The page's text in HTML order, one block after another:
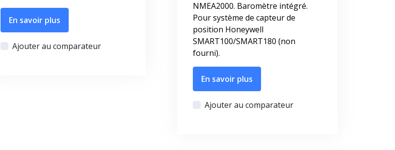
En savoir plus
Ajouter au comparateur
NMEA2000. Baromètre intégré.
Pour système de capteur de
position Honeywell
SMART100/SMART180 (non
fourni).
En savoir plus
Ajouter au comparateur